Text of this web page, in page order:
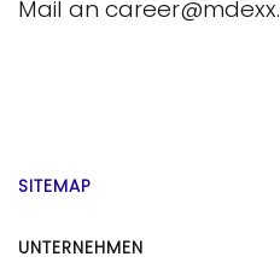
Mail an
SITEMAP
UNTERNEHMEN